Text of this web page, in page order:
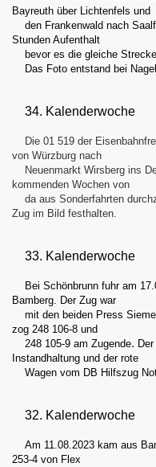
Bayreuth über Lichtenfels und
den Frankenwald nach
Stunden Aufenthalt
bevor es die gleiche
Das Foto entstand bei
34. Kalenderwoche
Die 01 519 der
von Würzburg nach
Neuenmarkt Wirsberg ins
kommenden Wochen von
da aus Sonderfahrten
Zug im Bild festhalten.
33. Kalenderwoche
Bei Schönbrunn fuhr am
Bamberg. Der Zug war
mit den beiden Press
zog 248 106-8 und
248 105-9 am Zugende.
Instandhaltung und der rote
Wagen vom DB Hilfszug
32. Kalenderwoche
Am 11.08.2023 kam aus
253-4 von Flex